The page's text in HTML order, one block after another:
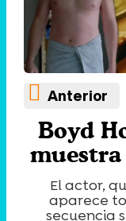
Anterior
Boyd
muestra
El actor,
aparece
secuencia